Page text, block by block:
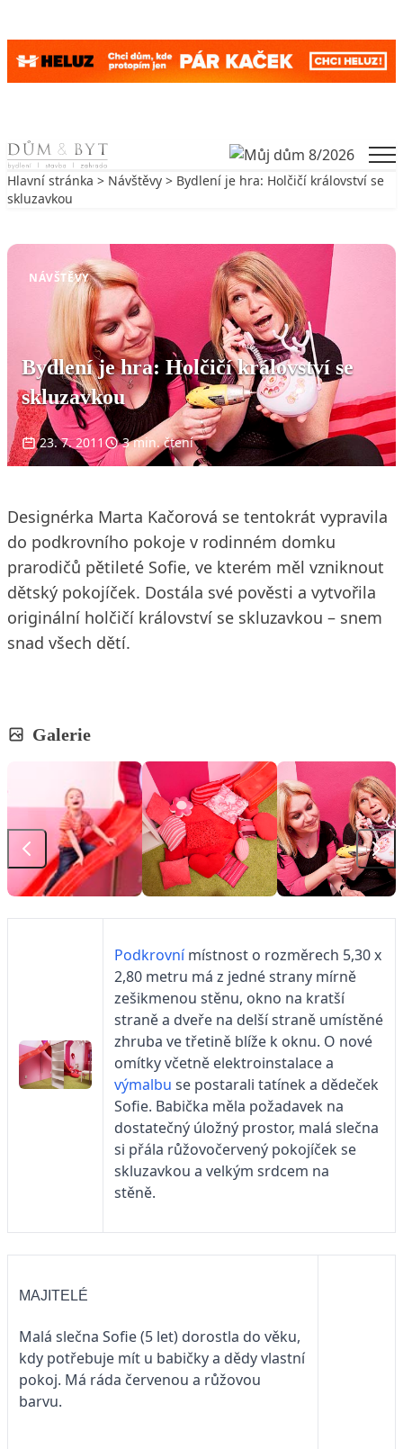
Skip to content
Hlavní stránka > Návštěvy > Bydlení je hra: Holčičí království se
skluzavkou
NÁVŠTĚVY
Bydlení je hra: Holčičí království se
skluzavkou
23. 7. 2011 3 min. čtení
Designérka Marta Kačorová se tentokrát vypravila
do podkrovního pokoje v rodinném domku
prarodičů pětileté Sofie, ve kterém měl vzniknout
dětský pokojíček. Dostála své pověsti a vytvořila
originální holčičí království se skluzavkou – snem
snad všech dětí.
Galerie
Podkrovnímístnost o rozměrech 5,30 x
2,80 metru má z jedné strany mírně
zešikmenou stěnu, okno na kratší
straně a dveře na delší straně umístěné
zhruba ve třetině blíže k oknu. O nové
omítky včetně elektroinstalace a
výmalbu se postarali tatínek a dědeček
Sofie. Babička měla požadavek na
dostatečný úložný prostor, malá slečna
si přála růžovočervený pokojíček se
skluzavkou a velkým srdcem na
stěně.
MAJITELÉ
Malá slečna Sofie (5 let) dorostla do věku,
kdy potřebuje mít u babičky a dědy vlastní
pokoj. Má ráda červenou a růžovou
barvu.